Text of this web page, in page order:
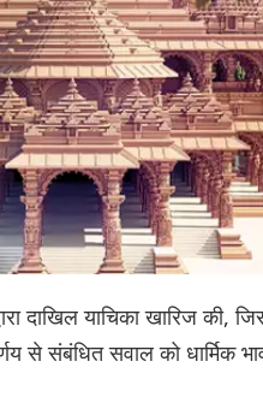
दाखिल याचिका खारिज की,
से संबंधित सवाल को धार्मिक